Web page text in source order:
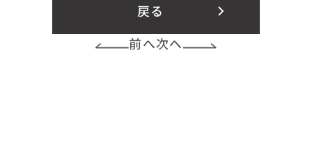
戻る
前へ次へ